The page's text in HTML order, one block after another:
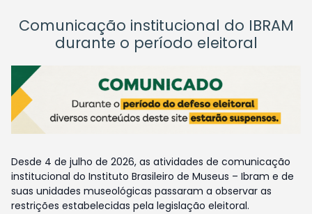
Comunicação institucional do IBRAM
durante o período eleitoral
Desde 4 de julho de 2026, as atividades de comunicação
institucional do Instituto Brasileiro de Museus – Ibram e de
suas unidades museológicas passaram a observar as
restrições estabelecidas pela legislação eleitoral.